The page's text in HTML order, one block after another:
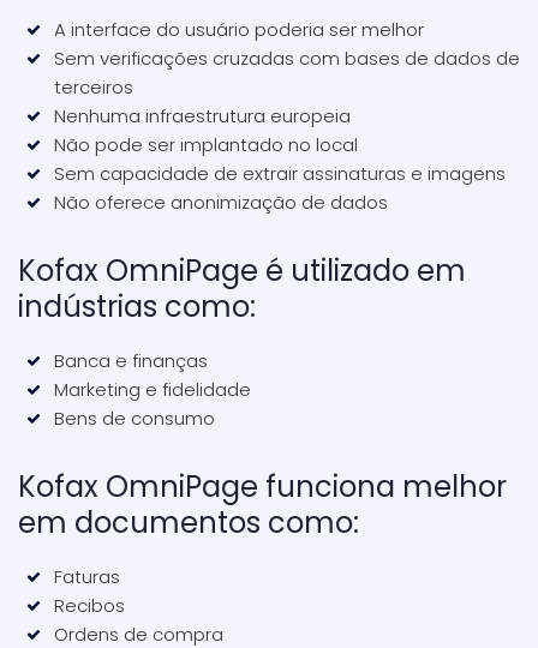
A interface do usuário poderia ser melhor
Sem verificações cruzadas com bases de dados de
terceiros
Nenhuma infraestrutura europeia
Não pode ser implantado no local
Sem capacidade de extrair assinaturas e imagens
Não oferece anonimização de dados
Kofax OmniPage é utilizado em
indústrias como:
Banca e finanças
Marketing e fidelidade
Bens de consumo
Kofax OmniPage funciona melhor
em documentos como:
Faturas
Recibos
Ordens de compra